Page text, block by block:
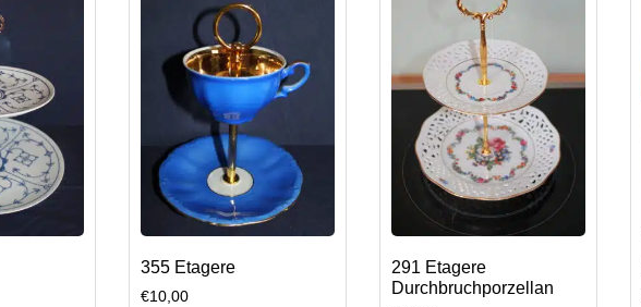
355 Etagere
€10,00
291 Etagere
Durchbruchporzellan